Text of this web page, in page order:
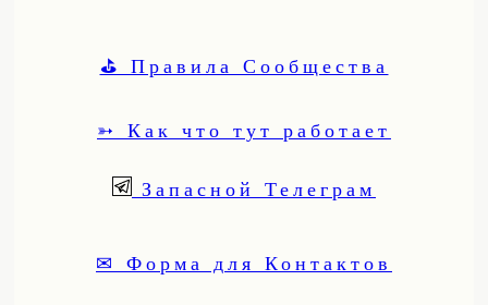
⛳ Правила Сообщества
➳ Как что тут работает
Запасной Телеграм
✉ Форма для Контактов